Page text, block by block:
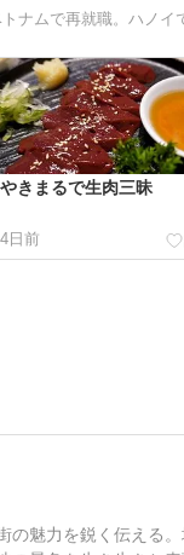
ナムで再就職。ハノイ
やきまるで生肉三昧
4日前
魅力を鋭く伝える